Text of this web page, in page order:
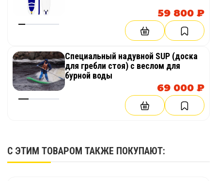
59 800 ₽
Специальный надувной SUP (доска
для гребли стоя) с веслом для
бурной воды
69 000 ₽
С ЭТИМ ТОВАРОМ ТАКЖЕ ПОКУПАЮТ: